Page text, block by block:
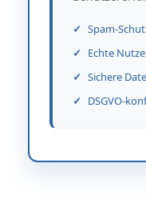
Spam-
Echte
Sichere
DSGVO-